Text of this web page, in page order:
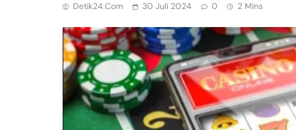
Detik24.com 30 Juli 2024 0 2 Mins